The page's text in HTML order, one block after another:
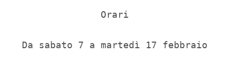
Orari
Da sabato 7 a martedì 17 febbraio